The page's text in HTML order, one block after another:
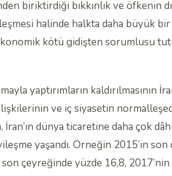
biriktirdiği bıkkınlık ve öfkenin
halinde halkta daha büyük bir
kötü gidişten sorumlusu
yaptırımların kaldırılmasının
ve iç siyasetin
İran’ın dünya ticaretine daha çok
yaşandı. Örneğin 2015’in
son çeyreğinde yüzde 16,8,